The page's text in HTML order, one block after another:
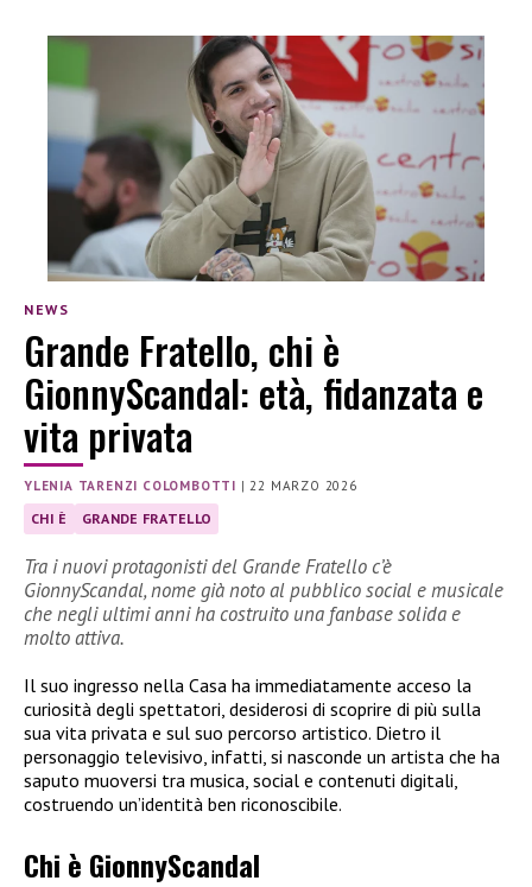
NEWS
Grande Fratello, chi è
GionnyScandal: età, fidanzata e
vita privata
YLENIA TARENZI COLOMBOTTI |22 MARZO 2026
CHI È GRANDE FRATELLO
Tra i nuovi protagonisti del Grande Fratello c’è
GionnyScandal, nome già noto al pubblico social e musicale
che negli ultimi anni ha costruito una fanbase solida e
molto attiva.
Il suo ingresso nella Casa ha immediatamente acceso la
curiosità degli spettatori, desiderosi di scoprire di più sulla
sua vita privata e sul suo percorso artistico. Dietro il
personaggio televisivo, infatti, si nasconde un artista che ha
saputo muoversi tra musica, social e contenuti digitali,
costruendo un’identità ben riconoscibile.
Chi è GionnyScandal